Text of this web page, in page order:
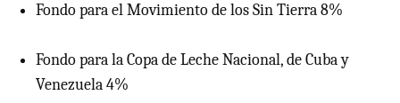
Fondo para el Movimiento de los Sin Tierra 8%
Fondo para la Copa de Leche Nacional, de Cuba y
Venezuela 4%